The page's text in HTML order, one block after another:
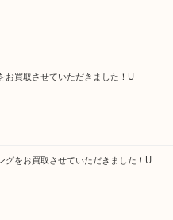
ブログ検索